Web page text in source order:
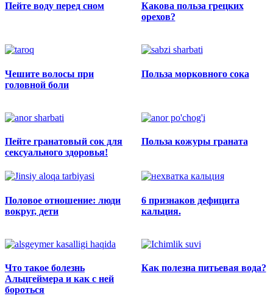
Пейте воду перед сном
Какова польза грецких
орехов?
Чешите волосы при
головной боли
Польза морковного сока
Пейте гранатовый сок для
сексуального здоровья!
Польза кожуры граната
Половое отношение: люди
вокруг, дети
6 признаков дефицита
кальция.
Что такое болезнь
Альцгеймера и как с ней
бороться
Как полезна питьевая вода?